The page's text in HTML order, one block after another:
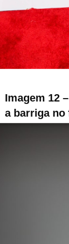
Imagem 12
a barriga no